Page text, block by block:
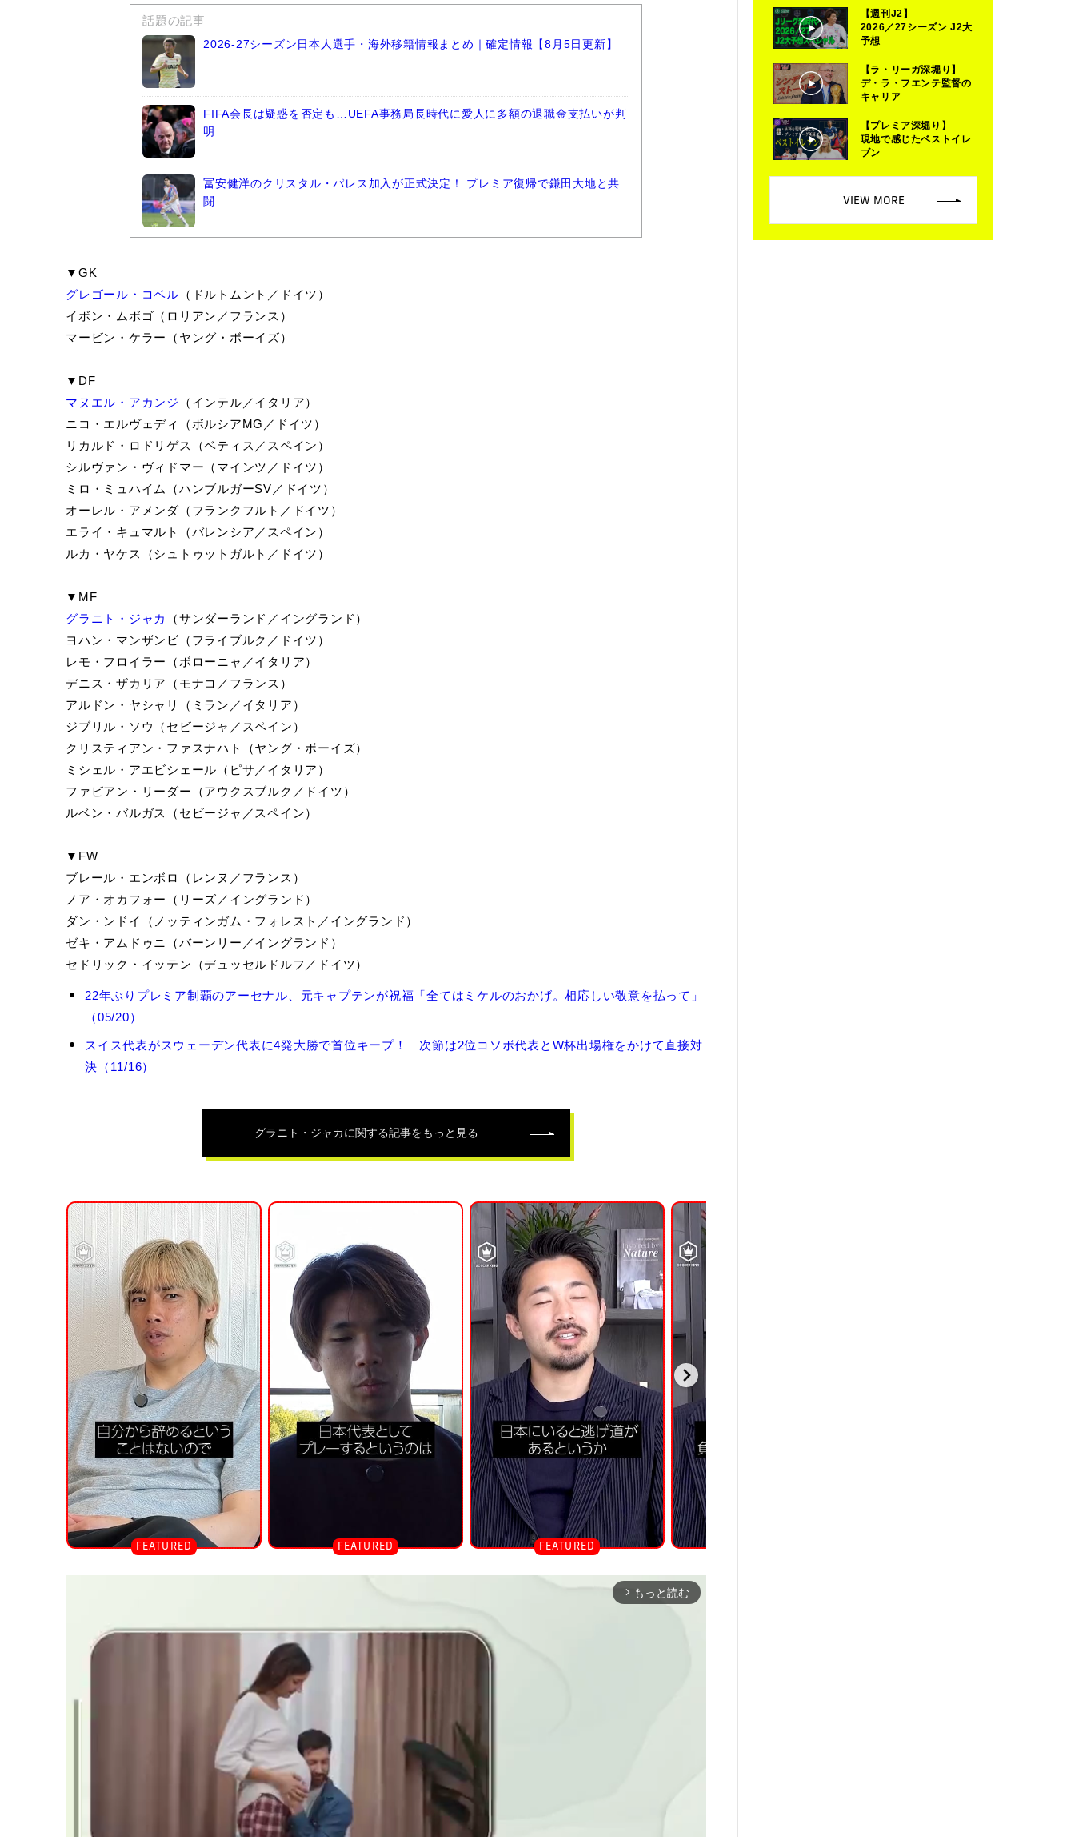
話題の記事
2026-27シーズン日本人選手・海外移籍情報まとめ｜確定情報【8月5日更新】
FIFA会長は疑惑を否定も…UEFA事務局長時代に愛人に多額の退職金支払いが判
明
冨安健洋のクリスタル・パレス加入が正式決定！ プレミア復帰で鎌田大地と共
闘
▼GK
グレゴール・コベル （ドルトムント／ドイツ）
イボン・ムボゴ（ロリアン／フランス）
マービン・ケラー（ヤング・ボーイズ）
▼DF
マヌエル・アカンジ
（インテル／イタリア）
ニコ・エルヴェディ（ボルシアMG／ドイツ）
リカルド・ロドリゲス（ベティス／スペイン）
シルヴァン・ヴィドマー（マインツ／ドイツ）
ミロ・ミュハイム（ハンブルガーSV／ドイツ）
オーレル・アメンダ（フランクフルト／ドイツ）
エライ・キュマルト（バレンシア／スペイン）
ルカ・ヤケス（シュトゥットガルト／ドイツ）
▼MF
グラニト・ジャカ
（サンダーランド／イングランド）
ヨハン・マンザンビ（フライブルク／ドイツ）
レモ・フロイラー（ボローニャ／イタリア）
デニス・ザカリア（モナコ／フランス）
アルドン・ヤシャリ（ミラン／イタリア）
ジブリル・ソウ（セビージャ／スペイン）
クリスティアン・ファスナハト（ヤング・ボーイズ）
ミシェル・アエビシェール（ピサ／イタリア）
ファビアン・リーダー（アウクスブルク／ドイツ）
ルベン・バルガス（セビージャ／スペイン）
▼FW
ブレール・エンボロ（レンヌ／フランス）
ノア・オカフォー（リーズ／イングランド）
ダン・ンドイ（ノッティンガム・フォレスト／イングランド）
ゼキ・アムドゥニ（バーンリー／イングランド）
セドリック・イッテン（デュッセルドルフ／ドイツ）
グ
ト・
22年ぶりプレミア制覇のアーセナル、元キャプテンが祝福「全てはミケルのおかげ。相応しい敬意を払って」
（05/20）
スイス代表がスウェーデン代表に4発大勝で首位キープ！ 次節は2位コソボ代表とW杯出場権をかけて直接対
決（11/16）
グラニト・ジャカに関する記事をもっと見る
arrow_forward_ios もっと読む
【週刊J2】
2026／27シーズン J2大
予想
【ラ・リーガ深堀り】
デ・ラ・フエンテ監督の
キャリア
【プレミア深堀り】
現地で感じたベストイレ
ブン
VIEW MORE